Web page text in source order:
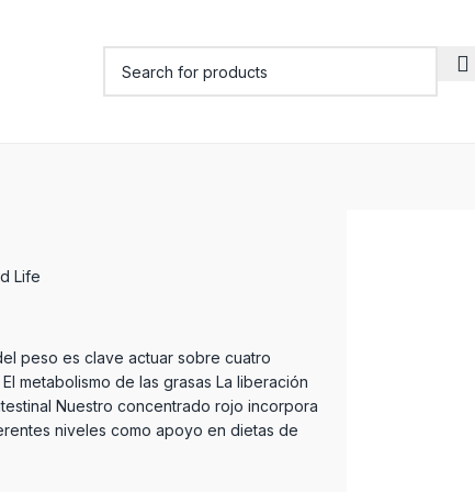
Life
peso es clave actuar sobre cuatro
metabolismo de las grasas La liberación
Nuestro concentrado rojo incorpora
niveles como apoyo en dietas de